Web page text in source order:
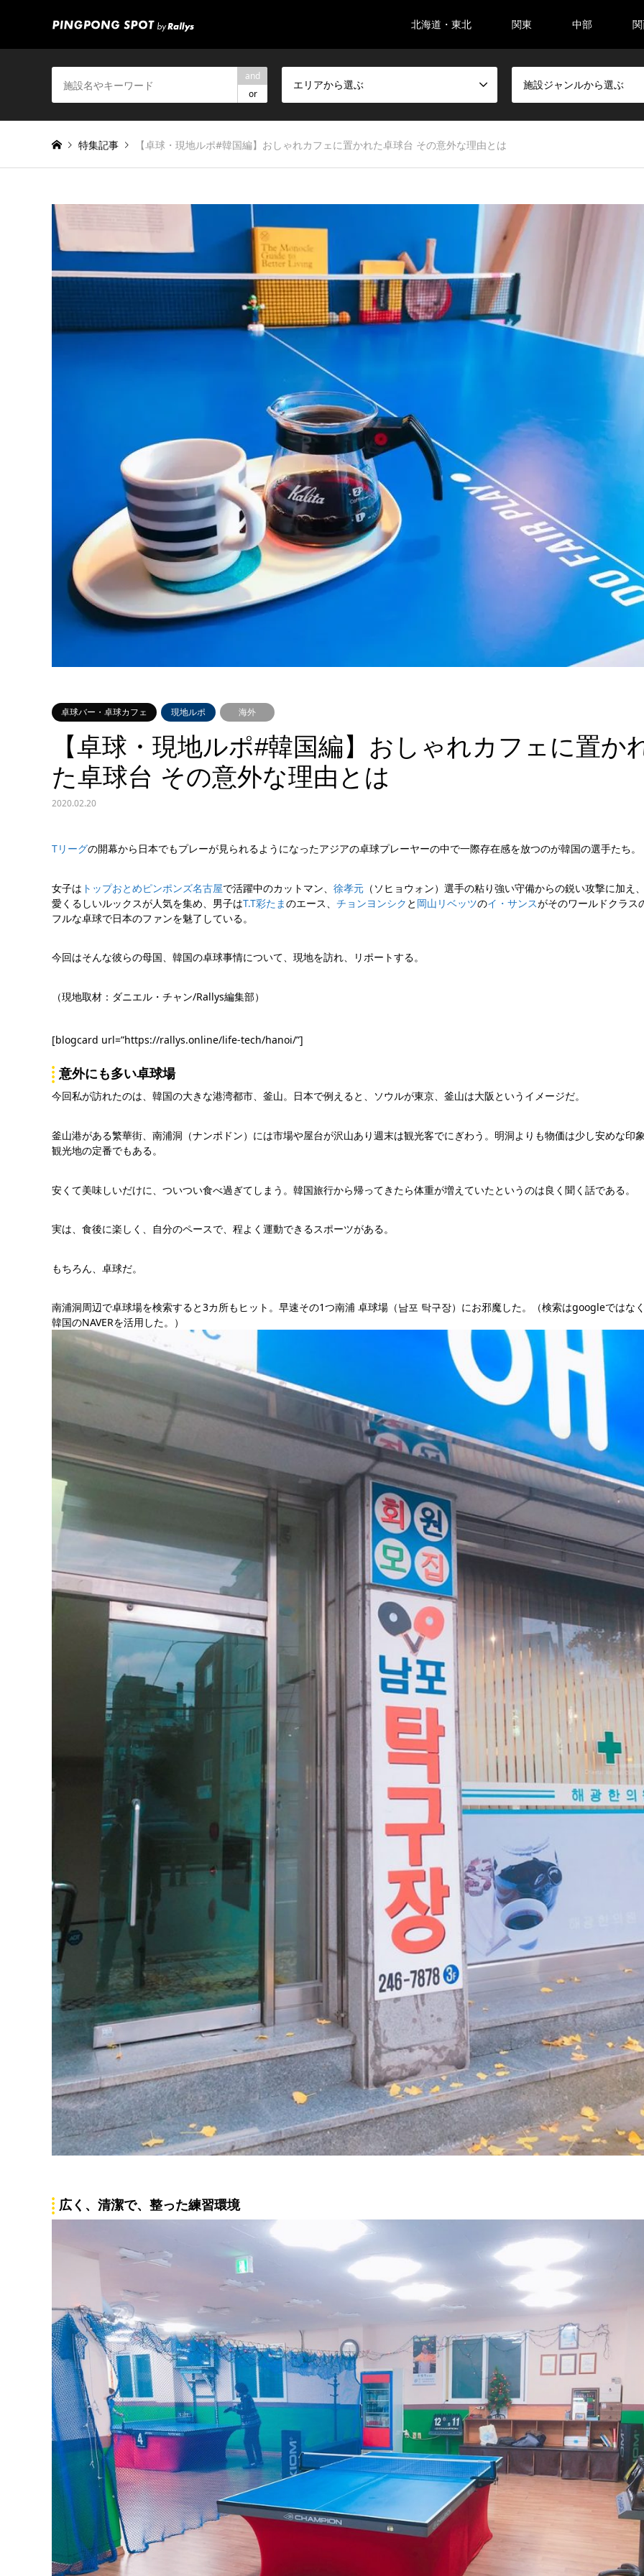
北海道・東北 関東 中部
and
or
エリアから選ぶ 施設ジャンルから選ぶ
特集記事 【卓球・現地ルポ#韓国編】おしゃれカフェに置かれた卓球台 その意外な理由とは
卓球バー・卓球カフェ 現地ルポ 海外
【卓球・現地ルポ#韓国編】おしゃれカフェに置か
た卓球台 その意外な理由とは
2020.02.20
Tリーグの開幕から日本でもプレーが見られるようになったアジアの卓球プレーヤーの中で一際存在感を放つのが韓国の選手たち。
女子は トップおとめピンポンズ名古屋で活躍中のカットマン、 徐孝元 （ソヒョウォン）選手の粘り強い守備からの鋭い攻撃に加え
愛くるしいルックスが人気を集め、男子はT.T彩たまのエース、 チョンヨンシク と 岡山リベッツのイ・サンスがそのワールドクラス
フルな卓球で日本のファンを魅了している。
今回はそんな彼らの母国、韓国の卓球事情について、現地を訪れ、リポートする。
（現地取材：ダニエル・チャン/Rallys編集部）
[blogcard url=”https://rallys.online/life-tech/hanoi/”]
意外にも多い卓球場
今回私が訪れたのは、韓国の大きな港湾都市、釜山。日本で例えると、ソウルが東京、釜山は大阪というイメージだ。
釜山港がある繁華街、南浦洞（ナンポドン）には市場や屋台が沢山あり週末は観光客でにぎわう。明洞よりも物価は少し安めな印
観光地の定番でもある。
安くて美味しいだけに、ついつい食べ過ぎてしまう。韓国旅行から帰ってきたら体重が増えていたというのは良く聞く話である。
実は、食後に楽しく、自分のペースで、程よく運動できるスポーツがある。
もちろん、卓球だ。
南浦洞周辺で卓球場を検索すると3カ所もヒット。早速その1つ南浦 卓球場（남포 탁구장）にお邪魔した。（検索はgoogleではな
韓国のNAVERを活用した。）
広く、清潔で、整った練習環境